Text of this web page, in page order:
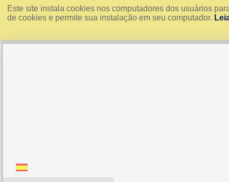
Este site instala cookies nos computadores dos usuários
de cookies e permite sua instalação em seu computador.